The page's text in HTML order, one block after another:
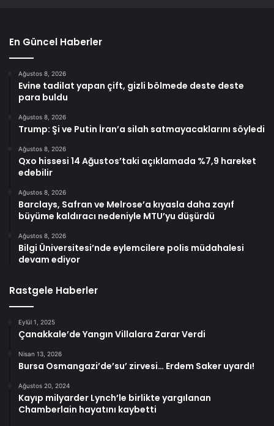
En Güncel Haberler
Ağustos 8, 2026
Evine tadilat yapan çift, gizli bölmede deste deste
para buldu
Ağustos 8, 2026
Trump: Şi ve Putin İran’a silah satmayacaklarını söyledi
Ağustos 8, 2026
Qxo hissesi 14 Ağustos’taki açıklamada %7,9 hareket
edebilir
Ağustos 8, 2026
Barclays, Safran ve Melrose’a kıyasla daha zayıf
büyüme kaldıracı nedeniyle MTU’yu düşürdü
Ağustos 8, 2026
Bilgi Üniversitesi’nde eylemcilere polis müdahalesi
devam ediyor
Rastgele Haberler
Eylül 1, 2025
Çanakkale’de Yangın Villalara Zarar Verdi
Nisan 13, 2026
Bursa Osmangazi’de’su’ zirvesi… Erdem Saker uyardı!
Ağustos 20, 2024
Kayıp milyarder Lynch’le birlikte yargılanan
Chamberlain hayatını kaybetti